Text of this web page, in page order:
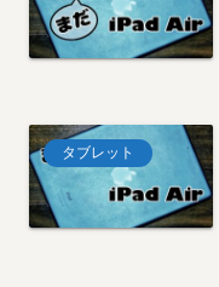
タブレット